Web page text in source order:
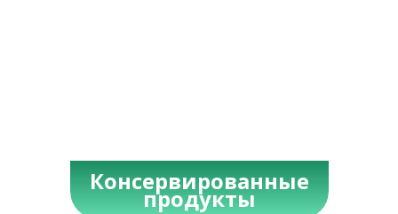
Консервированные
продукты